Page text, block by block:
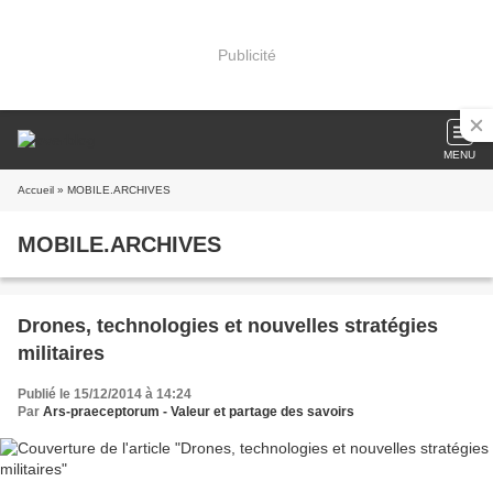
Publicité
MENU
Accueil » MOBILE.ARCHIVES
MOBILE.ARCHIVES
Drones, technologies et nouvelles stratégies
militaires
Publié le 15/12/2014 à 14:24
Par Ars-praeceptorum - Valeur et partage des savoirs